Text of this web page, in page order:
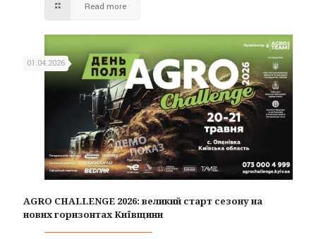
Read more
01.04.2026
AGRO CHALLENGE 2026: великий старт сезону на
нових горизонтах Київщини